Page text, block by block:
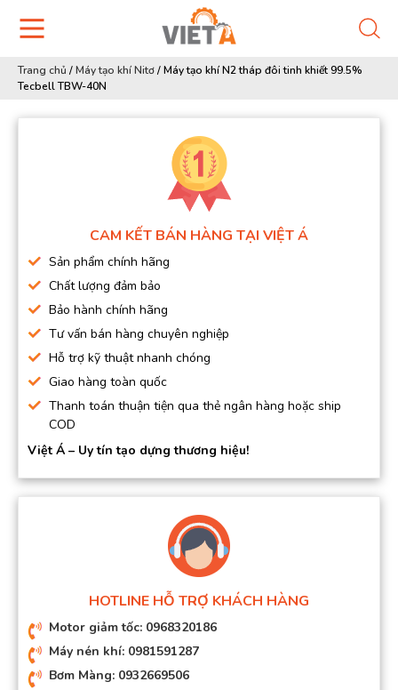
Trang chủ /Máy tạo khí Nitơ/Máy tạo khí N2 tháp đôi tinh khiết 99.5%
Tecbell TBW-40N
CAM KẾT BÁN HÀNG TẠI VIỆT Á
Sản phẩm chính hãng
Chất lượng đảm bảo
Bảo hành chính hãng
Tư vấn bán hàng chuyên nghiệp
Hỗ trợ kỹ thuật nhanh chóng
Giao hàng toàn quốc
Thanh toán thuận tiện qua thẻ ngân hàng hoặc ship
COD
Việt Á – Uy tín tạo dựng thương hiệu!
HOTLINE HỖ TRỢ KHÁCH HÀNG
Motor giảm tốc: 0968320186
Máy nén khí: 0981591287
Bơm Màng: 0932669506